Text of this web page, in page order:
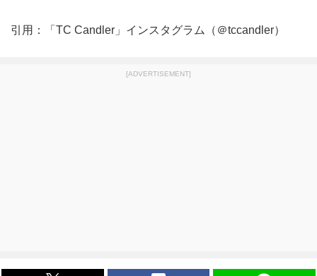
引用：「TC Candler」インスタグラム（＠tccandler）
[ADVERTISEMENT]